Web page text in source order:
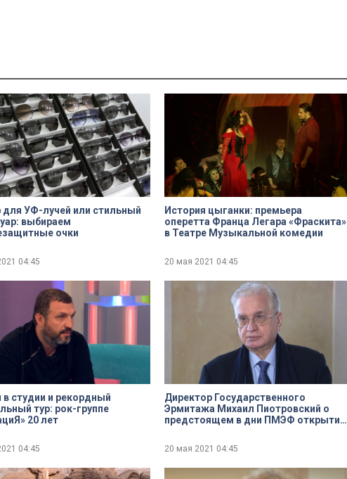
для УФ-лучей или стильный
выбираем
очки
04:45
История цыганки: премьера
оперетта Франца Легара «Фраскита»
в Театре Музыкальной комедии
20 мая 2021 04:45
в студии и рекордный
тур: рок-группе
20 лет
04:45
Директор Государственного
Эрмитажа Михаил Пиотровский о
предстоящем в дни ПМЭФ открытии
20 мая 2021 04:45